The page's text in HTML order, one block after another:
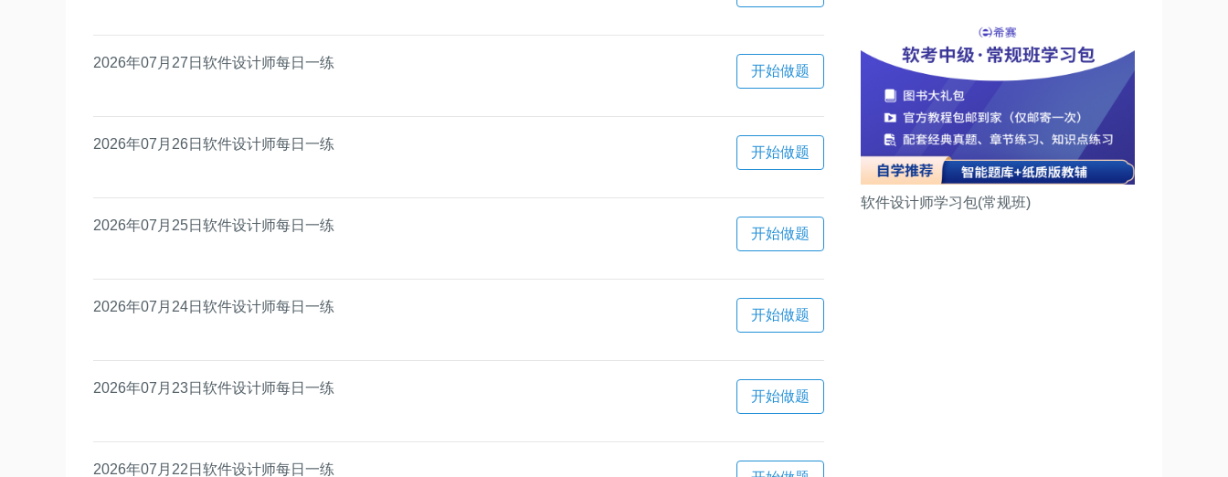
2026年07月27日软件设计师每日一练
开始做题
2026年07月26日软件设计师每日一练
开始做题
2026年07月25日软件设计师每日一练
开始做题
2026年07月24日软件设计师每日一练
开始做题
2026年07月23日软件设计师每日一练
开始做题
2026年07月22日软件设计师每日一练
软件设计师学习包(常规班)